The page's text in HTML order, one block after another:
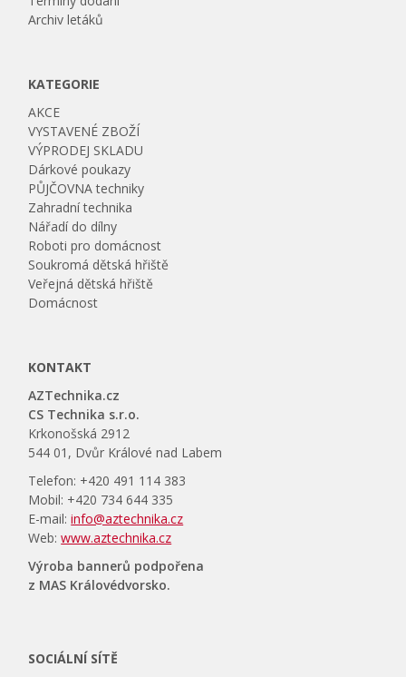
Archiv letáků
KATEGORIE
AKCE
VYSTAVENÉ ZBOŽÍ
VÝPRODEJ SKLADU
Dárkové poukazy
PŮJČOVNA techniky
Zahradní technika
Nářadí do dílny
Roboti pro domácnost
Soukromá dětská hřiště
Veřejná dětská hřiště
Domácnost
KONTAKT
AZTechnika.cz
CS Technika s.r.o.
Krkonošská 2912
544 01, Dvůr Králové nad Labem
Telefon: +420 491 114 383
Mobil: +420 734 644 335
E-mail:info@aztechnika.cz
Web:www.aztechnika.cz
Výroba bannerů podpořena
z MAS Královédvorsko.
SOCIÁLNÍ SÍTĚ